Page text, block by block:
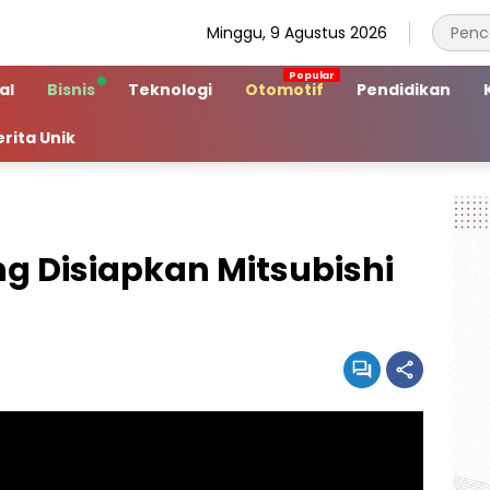
Minggu, 9 Agustus 2026
Bisnis Teknologi Otomotif Pendidikan
Unik
Disiapkan Mitsubishi